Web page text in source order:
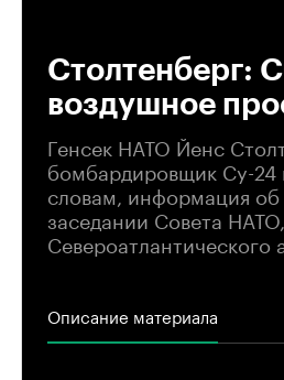
Столтенберг:
воздушное
Генсек НАТО Йенс
бомбардировщик Су-24
словам, информация об
заседании Совета
Североатлантического
Описание материала